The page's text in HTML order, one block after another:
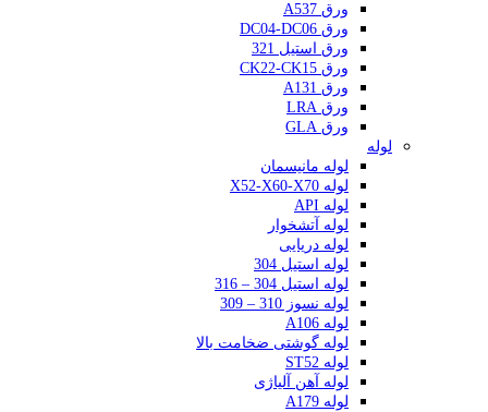
ورق A537
ورق DC04-DC06
ورق استیل 321
ورق CK22-CK15
ورق A131
ورق LRA
ورق GLA
لوله
لوله مانیسمان
لوله X52-X60-X70
لوله API
لوله آتشخوار
لوله دریایی
لوله استیل 304
لوله استیل 304 – 316
لوله نسوز 310 – 309
لوله A106
لوله گوشتی ضخامت بالا
لوله ST52
لوله آهن آلیاژی
لوله A179